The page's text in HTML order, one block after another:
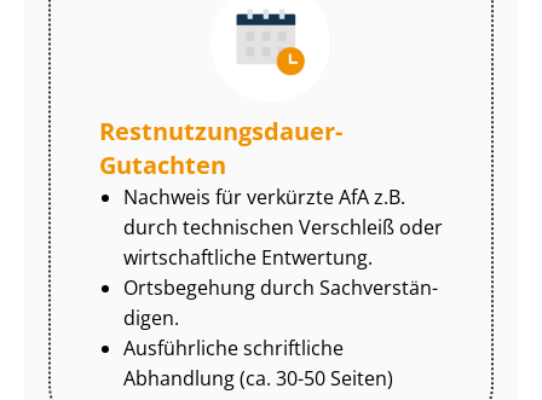
Rest­nut­zungs­dau­er-
Gutachten
Nachweis für verkürzte AfA z.B.
durch technischen Verschleiß oder
wirtschaftliche Entwertung.
Ortsbegehung durch Sach­ver­stän­
di­gen.
Ausführliche schriftliche
Abhandlung (ca. 30-50 Seiten)